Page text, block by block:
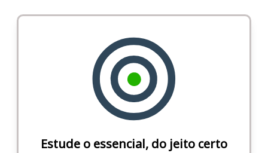
Estude o essencial, do jeito certo